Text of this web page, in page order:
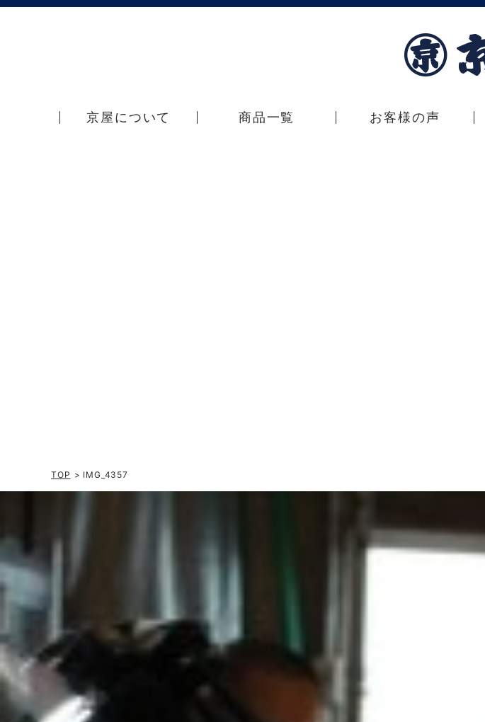
京屋について 商品一覧 お客様の声
TOP > IMG_4357